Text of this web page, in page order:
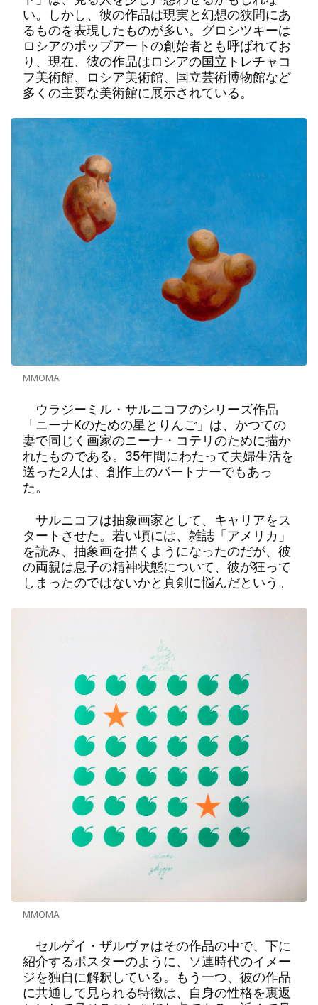
い。しかし、彼の作品は現実と幻想の狭間にあ
るものを表現したものが多い。グロシツキーは
ロシアのポップアートの創始者とも呼ばれてお
り、現在、彼の作品はロシアの国立トレチャコ
フ美術館、ロシア美術館、国立芸術博物館など
多くの主要な美術館に展示されている。
MMOMA
ウラジーミル・サルニコフのシリーズ作品
「ニーナKのための星とりんご」は、かつての
妻で同じく画家のニーナ・コテリのために描か
れたものである。35年間にわたって夫婦生活を
送った2人は、創作上のパートナーでもあっ
た。
サルニコフは抽象画家として、キャリアをス
タートさせた。若い頃には、雑誌「アメリカ」
を読み、抽象画を描くようになったのだが、彼
の両親は息子の精神状態について、彼が狂って
しまったのではないかと真剣に悩んだという。
MMOMA
セルゲイ・ザルヴァはその作品の中で、下に
紹介するポスターのように、ソ連時代のイメー
ジを独自に解釈している。もう一つ、彼の作品
に共通して見られる特徴は、自身の性格を裏返